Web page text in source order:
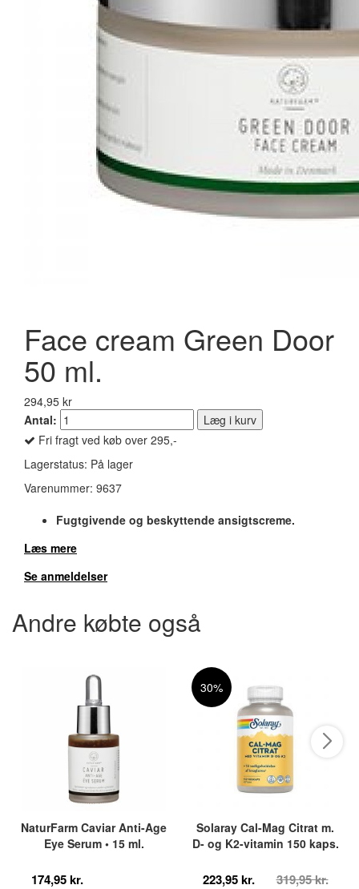
Solaray Cal-Mag Citrat m. D-vitamin 180 kaps.
198,95 kr.
Face cream Green Door
50 ml.
294,95 kr
Antal:
Læg i kurv
Fri fragt ved køb over 295,-
Lagerstatus: På lager
Varenummer: 9637
Fugtgivende og beskyttende ansigtscreme.
Læs mere
Se anmeldelser
Andre købte også
NaturFarm Caviar Anti-Age
Eye Serum • 15 ml.
174,95 kr.
30%
Solaray Cal-Mag Citrat m.
D- og K2-vitamin 150 kaps.
223,95 kr. 319,95 kr.